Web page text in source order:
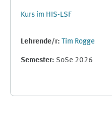
Kurs im HIS-LSF
Lehrende/r: Tim Rogge
Semester: SoSe 2026